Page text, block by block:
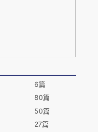
6篇
80篇
50篇
27篇